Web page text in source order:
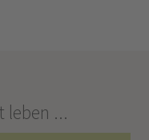
leben ...